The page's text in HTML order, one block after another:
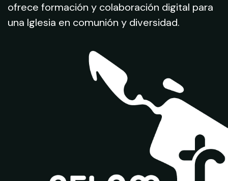
ofrece formación y colaboración digital para
una Iglesia en comunión y diversidad.